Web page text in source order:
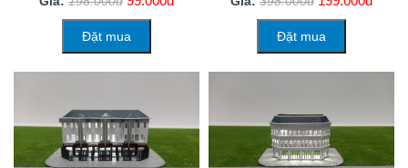
Đặt mua Đặt mua